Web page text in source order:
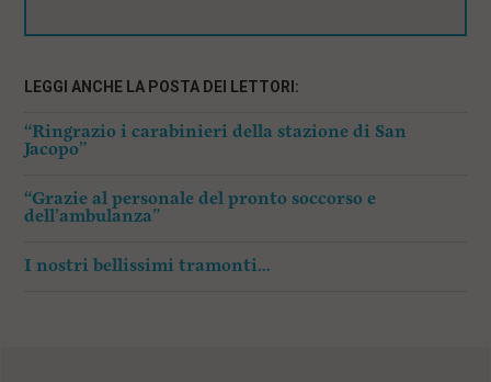
LEGGI ANCHE LA POSTA DEI LETTORI:
“Ringrazio i carabinieri della stazione di San
Jacopo”
“Grazie al personale del pronto soccorso e
dell’ambulanza”
I nostri bellissimi tramonti…